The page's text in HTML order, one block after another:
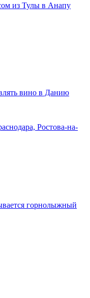
из Тулы в Анапу
вино в Данию
Ростова-на-
горнолыжный